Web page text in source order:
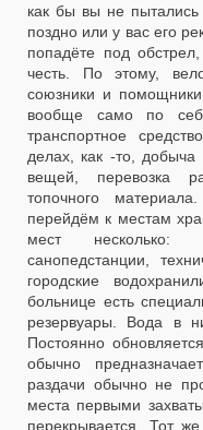
как бы вы не
поздно или у вас его
попадёте под
честь. По этому,
союзники и
вообще само по
транспортное
делах, как -то, добыча
вещей, перевозка
топочного
перейдём к местам
мест несколько:
санопедстанции,
городские
больнице есть
резервуары. Вода в
Постоянно
обычно
раздачи обычно не
места первыми
перекрывается. Тот